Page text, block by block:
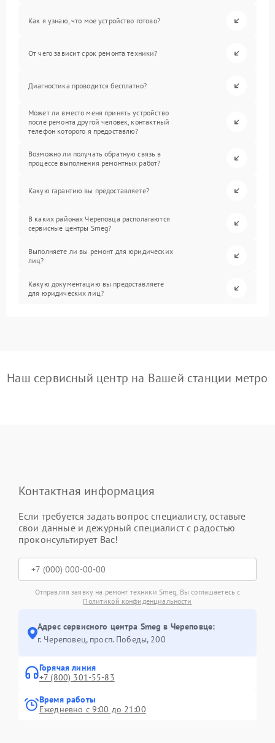
Как я узнаю, что мое устройство готово?
От чего зависит срок ремонта техники?
Диагностика проводится бесплатно?
Может ли вместо меня принять устройство
после ремонта другой человек, контактный
телефон которого я предоставлю?
Возможно ли получать обратную связь в
процессе выполнения ремонтных работ?
Какую гарантию вы предоставляете?
В каких районах Череповца располагаются
сервисные центры Smeg?
Выполняете ли вы ремонт для юридических
лиц?
Какую документацию вы предоставляете
для юридических лиц?
Наш сервисный центр на Вашей станции метро
Контактная информация
Если требуется задать вопрос специалисту, оставьте
свои данные и дежурный специалист с радостью
проконсультирует Вас!
Отправляя заявку на ремонт техники Smeg, Вы соглашаетесь с
Политикой конфиденциальности
Адрес сервисного центра Smeg в Череповце:
г. Череповец, просп. Победы, 200
Горячая линия
+7 (800) 301-55-83
Время работы
Ежедневно с 9:00 до 21:00